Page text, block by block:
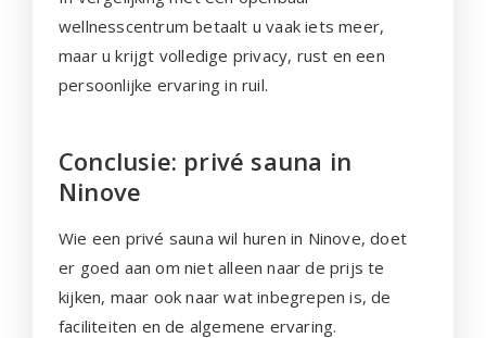
wellnesscentrum betaalt u vaak iets meer,
maar u krijgt volledige privacy, rust en een
persoonlijke ervaring in ruil.
Conclusie: privé sauna in
Ninove
Wie een privé sauna wil huren in Ninove, doet
er goed aan om niet alleen naar de prijs te
kijken, maar ook naar wat inbegrepen is, de
faciliteiten en de algemene ervaring.